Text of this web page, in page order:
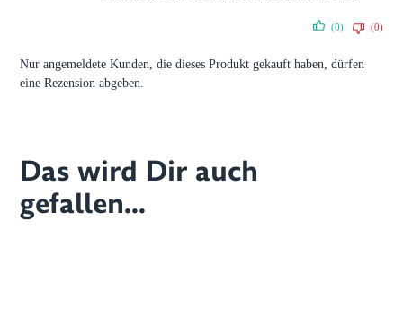
(0) (0)
Nur angemeldete Kunden, die dieses Produkt gekauft haben, dürfen
eine Rezension abgeben.
Das wird Dir auch
gefallen...